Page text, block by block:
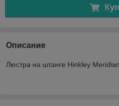
Описание
Люстра на штанге Hinkley